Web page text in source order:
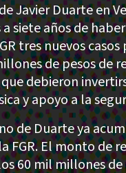
Javier Duarte en
siete años de
tres nuevos
de pesos de
debieron
y apoyo a la
de Duarte ya
FGR. El monto de
60 mil millones de